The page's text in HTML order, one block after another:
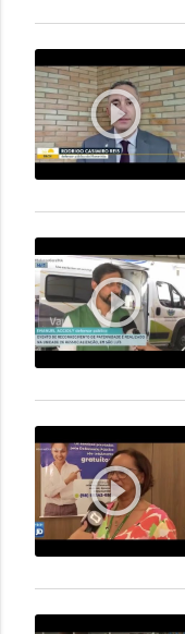
play_circle_outline
play_circle_outline
play_circle_outline